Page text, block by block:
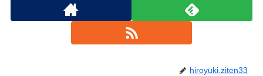
hiroyuki.ziten33